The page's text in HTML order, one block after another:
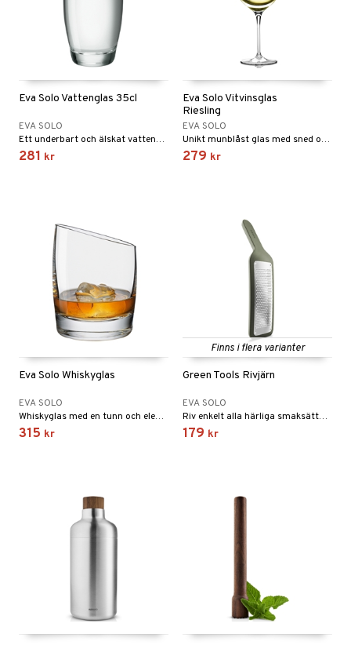
Eva Solo Vattenglas 35cl
EVA SOLO
Ett underbart och älskat vattenglas med sin ikoniska sneda kant.
281 kr
Eva Solo Vitvinsglas
Riesling
EVA SOLO
Unikt munblåst glas med sned och tunn drickkant. Finns i flera utföranden.
279 kr
Eva Solo Whiskyglas
EVA SOLO
Whiskyglas med en tunn och elegant drickkant.
315 kr
Finns i flera varianter
Green Tools Rivjärn
EVA SOLO
Riv enkelt alla härliga smaksättare till matlagningen med det funktionella rivjärnet.
179 kr